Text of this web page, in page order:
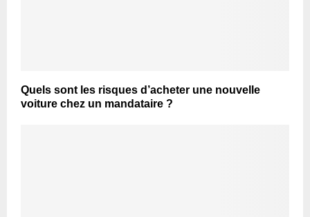
Quels sont les risques d’acheter une nouvelle
voiture chez un mandataire ?